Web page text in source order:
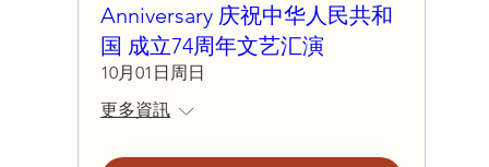
Anniversary 庆祝中华人民共和
国 成立74周年文艺汇演
10月01日周日
更多資訊